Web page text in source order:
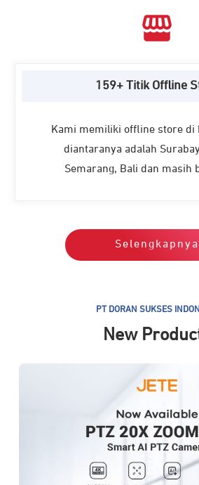
159+ Titik Offline
Kami memiliki offline store di
diantaranya adalah
Semarang, Bali dan masih
Selengkapnya
PT DORAN SUKSES
New